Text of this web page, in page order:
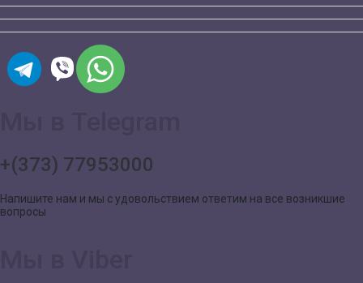
+(373) 77953000
Напишите нам и мы с удовольствием ответим на все возникшие
вопросы